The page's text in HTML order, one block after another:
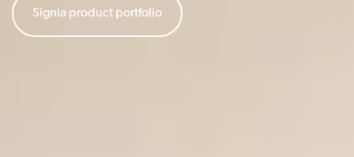
Signia product portfolio